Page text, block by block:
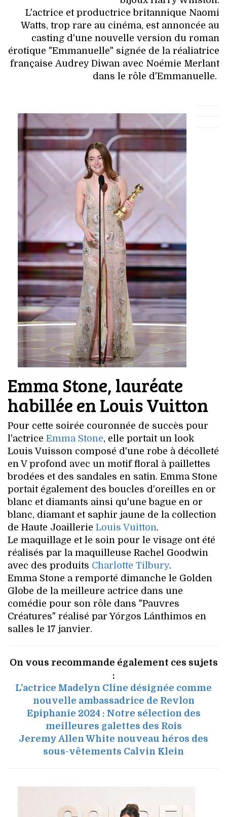
L'actrice et productrice britannique Naomi
Watts, trop rare au cinéma, est annoncée au
casting d'une nouvelle version du roman
érotique "Emmanuelle" signée de la réaliatrice
française Audrey Diwan avec Noémie Merlant
dans le rôle d'Emmanuelle.
Emma Stone, lauréate
habillée en Louis Vuitton
Pour cette soirée couronnée de succès pour
l'actrice Emma Stone, elle portait un look
Louis Vuisson composé d'une robe à décolleté
en V profond avec un motif floral à paillettes
brodées et des sandales en satin. Emma Stone
portait également des boucles d'oreilles en or
blanc et diamants ainsi qu'une bague en or
blanc, diamant et saphir jaune de la collection
de Haute Joaillerie Louis Vuitton.
Le maquillage et le soin pour le visage ont été
réalisés par la maquilleuse Rachel Goodwin
avec des produits Charlotte Tilbury.
Emma Stone a remporté dimanche le Golden
Globe de la meilleure actrice dans une
comédie pour son rôle dans "Pauvres
Créatures" réalisé par Yórgos Lánthimos en
salles le 17 janvier.
On vous recommande également ces sujets
:
L'actrice Madelyn Cline désignée comme
nouvelle ambassadrice de Revlon
Epiphanie 2024 : Notre sélection des
meilleures galettes des Rois
Jeremy Allen White nouveau héros des
sous-vêtements Calvin Klein